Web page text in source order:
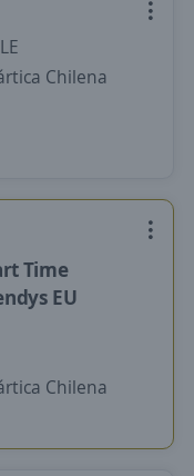
Chilena
Time
EU
Chilena